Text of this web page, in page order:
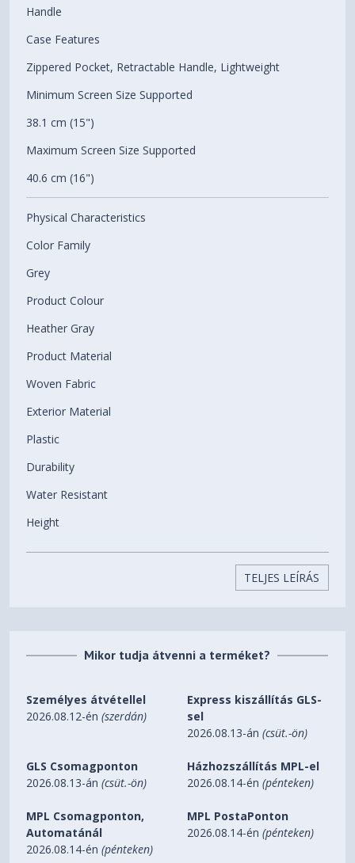
Handle
Case Features
Zippered Pocket, Retractable Handle, Lightweight
Minimum Screen Size Supported
38.1 cm (15")
Maximum Screen Size Supported
40.6 cm (16")
Physical Characteristics
Color Family
Grey
Product Colour
Heather Gray
Product Material
Woven Fabric
Exterior Material
Plastic
Durability
Water Resistant
Height
269.2 mm
24.9 mm
226.8 g
Application/Usage
Notebook
Recycled
TELJES LEÍRÁS
Mikor tudja átvenni a terméket?
Személyes átvétellel
2026.08.12-én(szerdán)
Express kiszállítás GLS-
sel
2026.08.13-án(csüt.-ön)
GLS Csomagponton
2026.08.13-án(csüt.-ön)
Házhozszállítás MPL-el
2026.08.14-én(pénteken)
MPL Csomagponton,
Automatánál
2026.08.14-én(pénteken)
MPL PostaPonton
2026.08.14-én(pénteken)